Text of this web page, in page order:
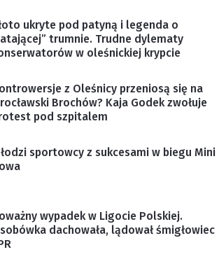
ukryte pod patyną i legenda o
trumnie. Trudne dylematy
w oleśnickiej krypcie
z Oleśnicy przeniosą się na
Brochów? Kaja Godek zwołuje
pod szpitalem
sportowcy z sukcesami w biegu Mini
wypadek w Ligocie Polskiej.
dachowała, lądował śmigłowiec